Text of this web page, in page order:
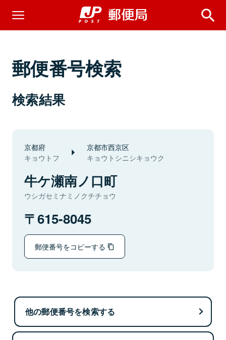
郵便番号検索
検索結果
京都府
キョウトフ
京都市西京区
キョウトシニシキョウク
牛ケ瀬南ノ口町
ウシガセミナミノクチチョウ
615-8045
郵便番号をコピーする
他の郵便番号を検索する